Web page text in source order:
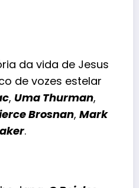
da vida de Jesus
de vozes estelar
, Uma Thurman,
Brosnan, Mark
.